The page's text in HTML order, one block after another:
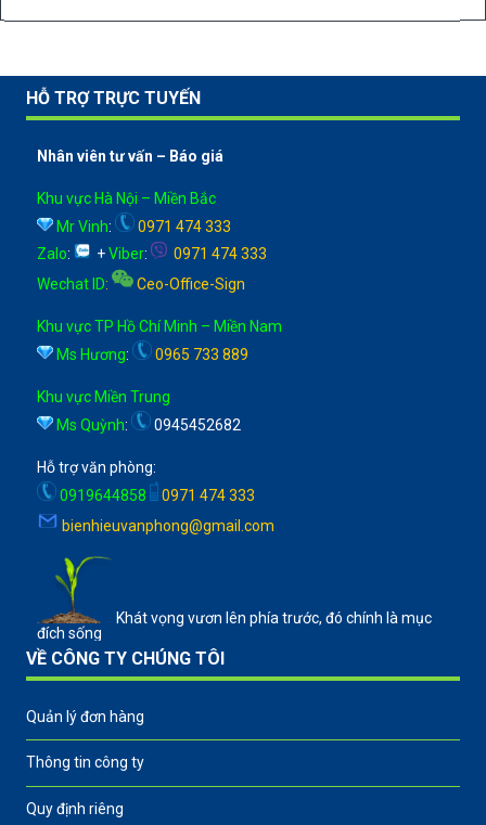
HỖ TRỢ TRỰC TUYẾN
Nhân viên tư vấn – Báo giá
Khu vực Hà Nội – Miền Bắc
Mr Vinh:
0971 474 333
Zalo: +Viber:
0971 474 333
Wechat ID: Ceo-Office-Sign
Khu vực TP Hồ Chí Minh – Miền Nam
Ms Hương: 0965 733 889
Khu vực Miền Trung
Ms Quỳnh: 0945452682
Hỗ trợ văn phòng:
0919644858
0971 474 333
bienhieuvanphong@gmail.com
Khát vọng vươn lên phía trước, đó chính là mục
đích sống
VỀ CÔNG TY CHÚNG TÔI
Quản lý đơn hàng
Thông tin công ty
Quy định riêng